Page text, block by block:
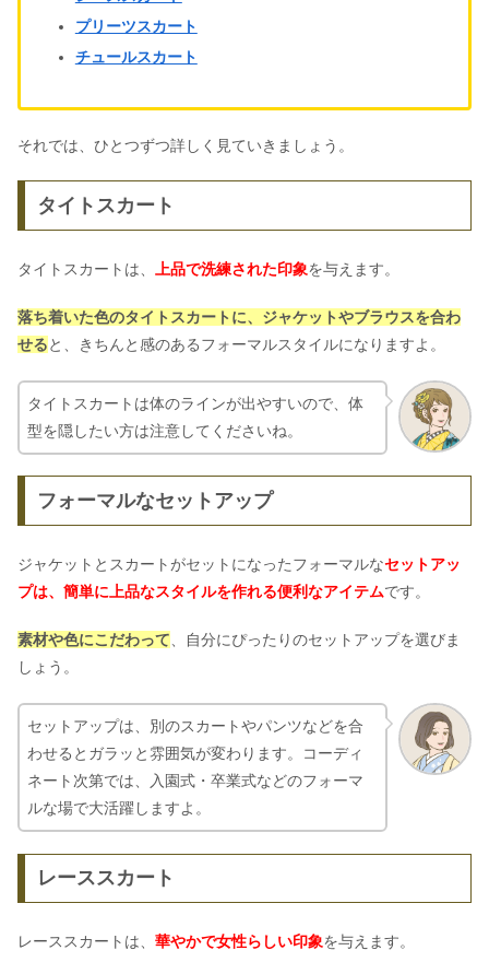
プリーツスカート
チュールスカート
それでは、ひとつずつ詳しく見ていきましょう。
タイトスカート
タイトスカートは、 上品で洗練された印象を与えます。
落ち着いた色のタイトスカートに、ジャケットやブラウスを合わ
せると、きちんと感のあるフォーマルスタイルになりますよ。
タイトスカートは体のラインが出やすいので、体
型を隠したい方は注意してくださいね。
フォーマルなセットアップ
ジャケットとスカートがセットになったフォーマルなセットアッ
プは、簡単に上品なスタイルを作れる便利なアイテムです。
素材や色にこだわって、自分にぴったりのセットアップを選びま
しょう。
セットアップは、別のスカートやパンツなどを合
わせるとガラッと雰囲気が変わります。コーディ
ネート次第では、入園式・卒業式などのフォーマ
ルな場で大活躍しますよ。
レーススカート
レーススカートは、 華やかで女性らしい印象を与えます。